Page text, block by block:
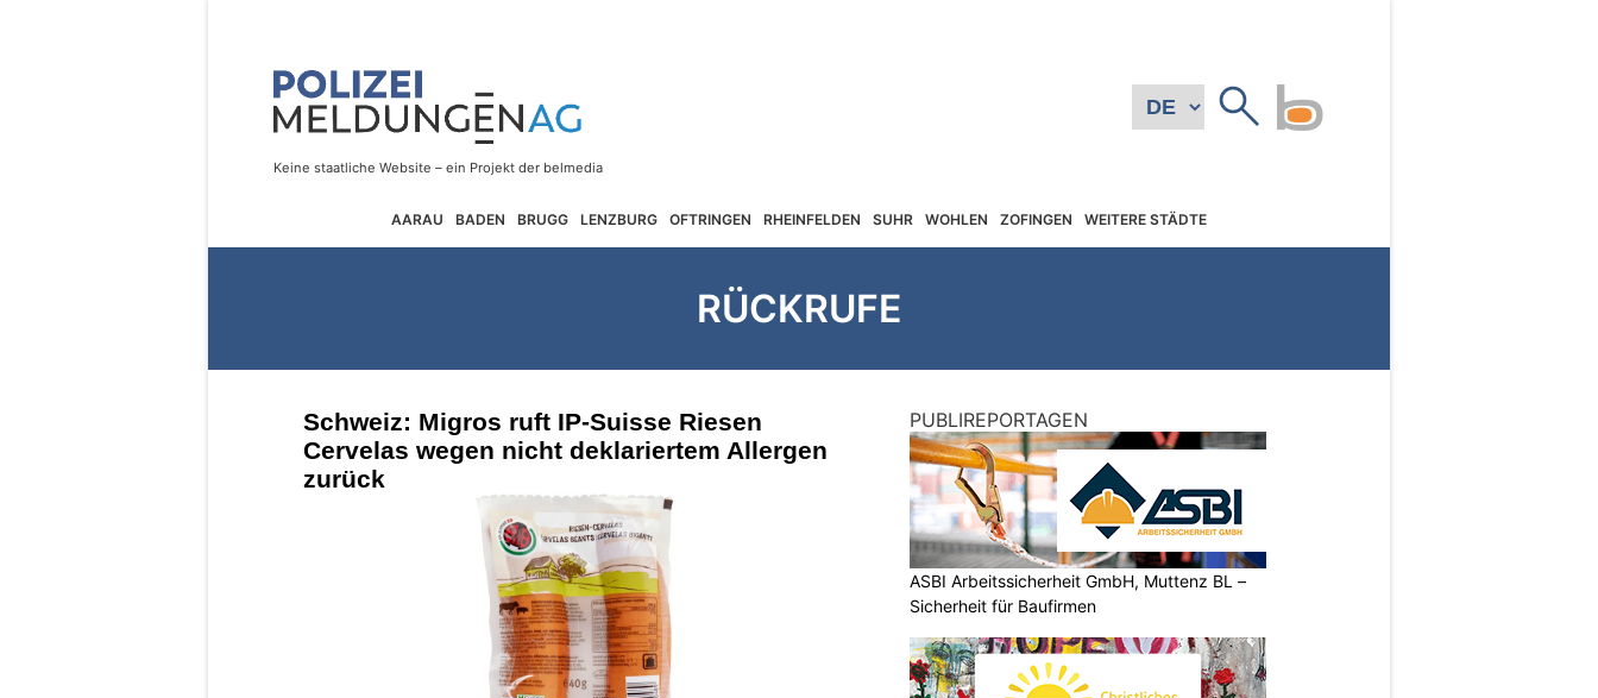
AARAU BADEN BRUGG LENZBURG OFTRINGEN RHEINFELDEN SUHR WOHLEN ZOFINGEN WEITERE STÄDTE
RÜCKRUFE
Schweiz: Migros ruft IP-Suisse Riesen
Cervelas wegen nicht deklariertem Allergen
zurück
PUBLIREPORTAGEN
ASBI Arbeitssicherheit GmbH, Muttenz BL –
Sicherheit für Baufirmen